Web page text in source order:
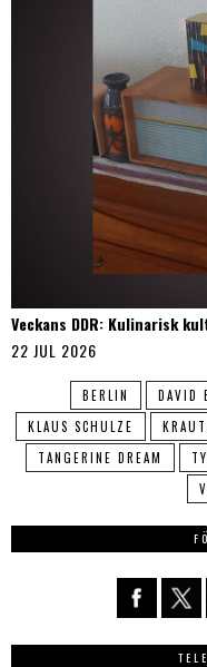
Veckans DDR: Kulinarisk
22 JUL 2026
BERLIN DAVID
KLAUS SCHULZE
TANGERINE DREAM